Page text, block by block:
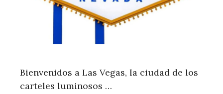
Bienvenidos a Las Vegas, la ciudad de los
carteles luminosos …